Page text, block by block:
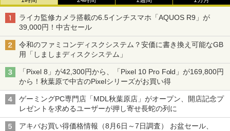
ライカ監修カメラ搭載の6.5インチスマホ「AQUOS R9」が
39,000円！中古セール
令和のファミコンディスクシステム？安価に書き換え可能なGB
用「しましまディスクシステム」
「Pixel 8」が42,300円から、「Pixel 10 Pro Fold」が169,800円
から！秋葉原で中古のPixelシリーズがお買い得
ゲーミングPC専門店「MDL秋葉原店」がオープン、開店記念プ
レゼントを求めるユーザーが押し寄せ長蛇の列に
アキバお買い得価格情報（8月6日～7日調査） お盆セール、